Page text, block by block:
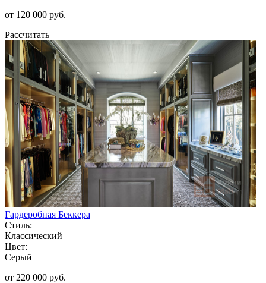
от 120 000 руб.
Рассчитать
Гардеробная Беккера
Стиль:
Классический
Цвет:
Серый
от 220 000 руб.